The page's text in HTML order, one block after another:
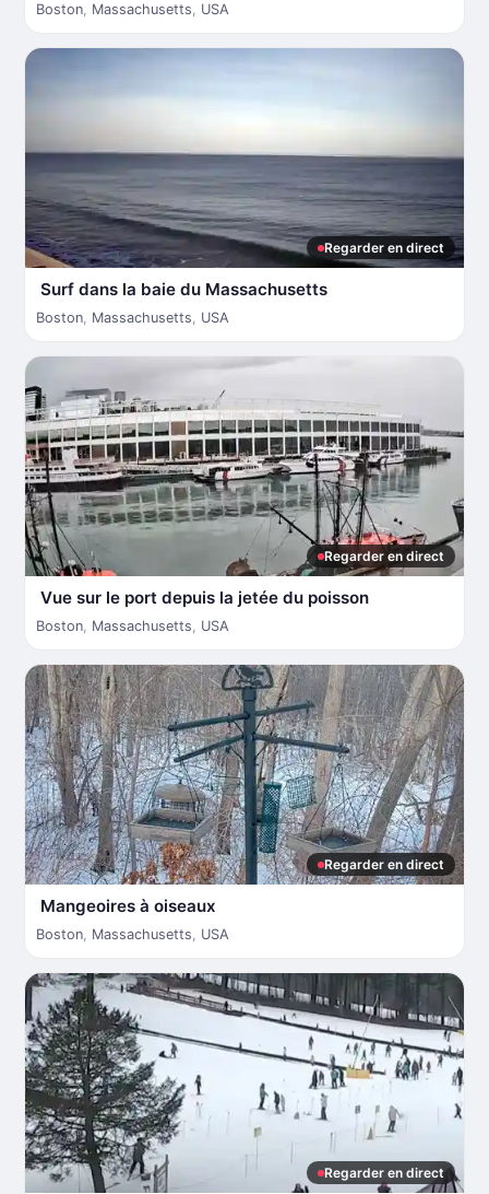
Boston, Massachusetts, USA
Regarder en direct
Surf dans la baie du Massachusetts
Boston, Massachusetts, USA
Regarder en direct
Vue sur le port depuis la jetée du poisson
Boston, Massachusetts, USA
Regarder en direct
Mangeoires à oiseaux
Boston, Massachusetts, USA
Regarder en direct